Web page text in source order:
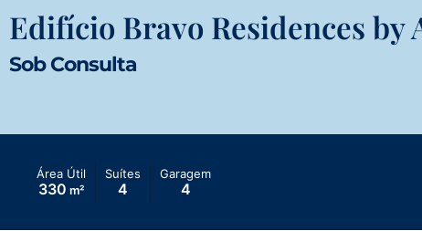
Edifício Bravo Residences by
Sob Consulta
Área Útil
330 m²
Suítes
4
Garagem
4